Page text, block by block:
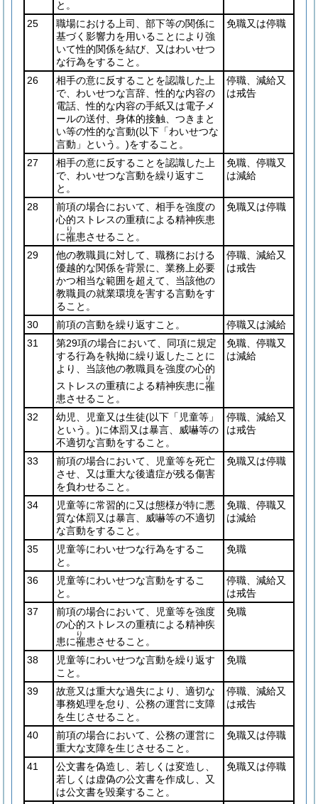
と。
25
職場における上司、部下等の関係に
基づく影響力を用いることにより強
いて性的関係を結び、又はわいせつ
な行為をすること。
免職又は停職
26
相手の意に反することを認識した上
で、わいせつな言辞、性的な内容の
電話、性的な内容の手紙又は電子メ
ールの送付、身体的接触、つきまと
い等の性的な言動(以下「わいせつな
言動」という。)をすること。
停職、減給又
は戒告
27
相手の意に反することを認識した上
で、わいせつな言動を繰り返すこ
と。
免職、停職又
は減給
28
前項の場合において、相手を強度の
心的ストレスの重積による精神疾患
に罹
り
患させること。
免職又は停職
29
他の教職員に対して、職務における
優越的な関係を背景に、業務上必要
かつ相当な範囲を超えて、当該他の
教職員の就業環境を害する言動をす
ること。
停職、減給又
は戒告
30 前項の言動を繰り返すこと。
停職又は減給
31
第29項の場合において、同項に規定
する行為を執拗に繰り返したことに
より、当該他の教職員を強度の心的
ストレスの重積による精神疾患に罹
り
患させること。
免職、停職又
は減給
32 幼児、児童又は生徒(以下「児童等」
という。)に体罰又は暴言、威嚇等の
不適切な言動をすること。
停職、減給又
は戒告
33
前項の場合において、児童等を死亡
させ、又は重大な後遺症が残る傷害
を負わせること。
免職又は停職
34
児童等に常習的に又は態様が特に悪
質な体罰又は暴言、威嚇等の不適切
な言動をすること。
免職、停職又
は減給
35
児童等にわいせつな行為をするこ
と。
免職
36
児童等にわいせつな言動をするこ
と。
停職、減給又
は戒告
37
前項の場合において、児童等を強度
の心的ストレスの重積による精神疾
患に罹
り
患させること。
免職
38
児童等にわいせつな言動を繰り返す
こと。
免職
39
故意又は重大な過失により、適切な
事務処理を怠り、公務の運営に支障
を生じさせること。
停職、減給又
は戒告
40
前項の場合において、公務の運営に
重大な支障を生じさせること。
免職又は停職
41
公文書を偽造し、若しくは変造し、
若しくは虚偽の公文書を作成し、又
は公文書を毀棄すること。
免職又は停職